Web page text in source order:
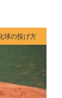
球の投げ方